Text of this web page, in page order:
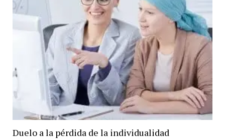
Duelo a la pérdida de la individualidad